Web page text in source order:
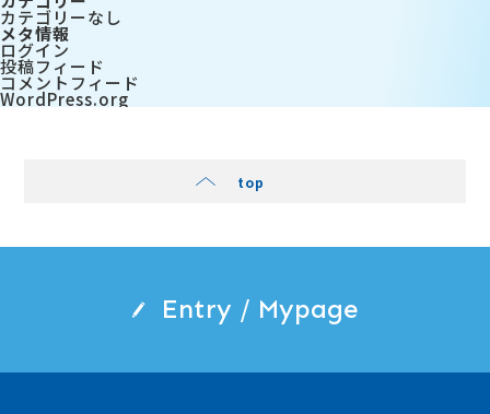
カテゴリーなし
メタ情報
ログイン
投稿フィード
コメントフィード
WordPress.org
top
Entry / Mypage